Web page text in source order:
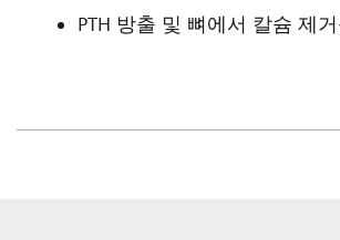
PTH 방출 및 뼈에서 칼슘 제